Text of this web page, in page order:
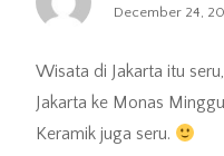
December 24,
Wisata di Jakarta itu
Jakarta ke Monas
Keramik juga seru.